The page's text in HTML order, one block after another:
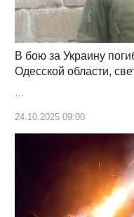
В бою за Украину
Одесской области,
24.10.2025 09:00